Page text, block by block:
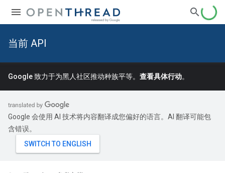
当前 API
Google 致力于为黑人社区推动种族平等。 查看具体行动。
Google 会使用 AI 技术将内容翻译成您偏好的语言。AI 翻译可能包
含错误。